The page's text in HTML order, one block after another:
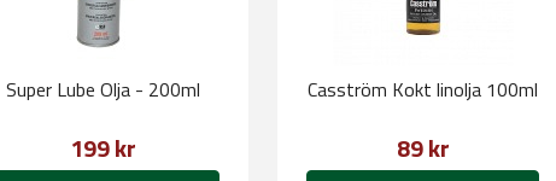
Super Lube Olja - 200ml
199 kr
Casström Kokt linolja 100ml
89 kr